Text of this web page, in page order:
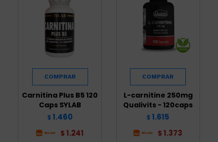
Carnitina Plus B5 120
Caps SYLAB
$ 1.460
$ 1.241
L-carnitine 250mg
Qualivits - 120caps
$ 1.615
$ 1.373